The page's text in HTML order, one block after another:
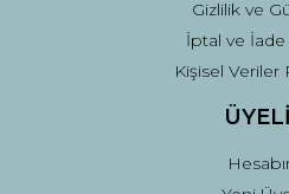
Gizlilik ve
İptal ve İade
Kişisel Veriler